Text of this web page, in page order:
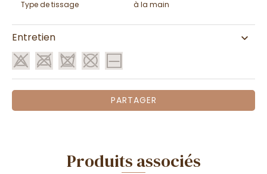
Type de tissage
à la main
Entretien
PARTAGER
Produits associés